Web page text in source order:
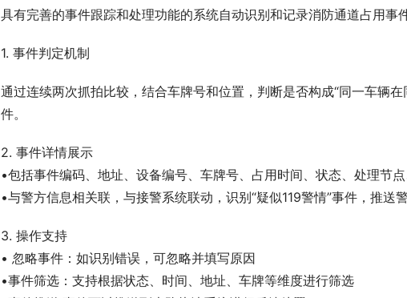
具有完善的事件跟踪和处理功能的系统自动识别和记录消防通道占用事
1. 事件判定机制
通过连续两次抓拍比较，结合车牌号和位置，判断是否构成“同一车辆
件。
2. 事件详情展示
•包括事件编码、地址、设备编号、车牌号、占用时间、状态、处理节
•与警方信息相关联，与接警系统联动，识别“疑似119警情”事件，推送
3. 操作支持
• 忽略事件：如识别错误，可忽略并填写原因
•事件筛选：支持根据状态、时间、地址、车牌等维度进行筛选